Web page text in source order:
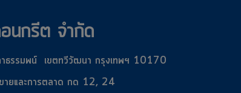
กรีต จำกัด
รรมพน์ เขตทวีวัฒนา กรุงเทพฯ 10170
และการตลาด กด 12, 24